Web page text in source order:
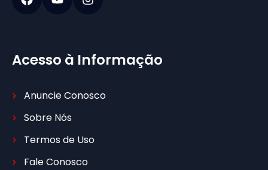
Acesso à Informação
Anuncie Conosco
Sobre Nós
Termos de Uso
Fale Conosco